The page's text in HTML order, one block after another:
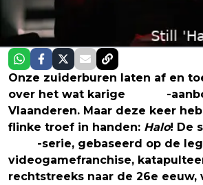
Onze zuiderburen laten af en
over het wat karige
-
Vlaanderen. Maar deze keer
flinke troef in handen: Halo! De
-serie, gebaseerd op de
videogamefranchise,
rechtstreeks naar de 26e eeuw,